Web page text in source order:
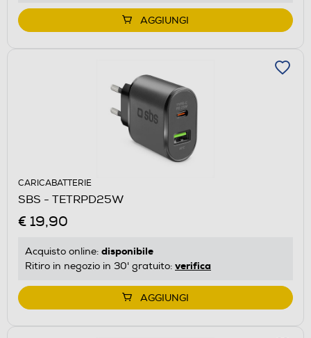
AGGIUNGI
CARICABATTERIE
SBS - TETRPD25W
€ 19,90
Acquisto online: disponibile
Ritiro in negozio in 30' gratuito: verifica
AGGIUNGI